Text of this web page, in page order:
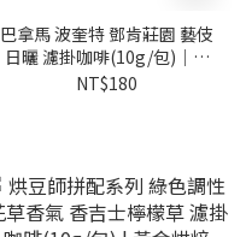
巴拿馬 波奎特 鄧肯莊園 藝伎
日曬 濾掛咖啡(10g/包)｜黃
金烘焙
NT$180